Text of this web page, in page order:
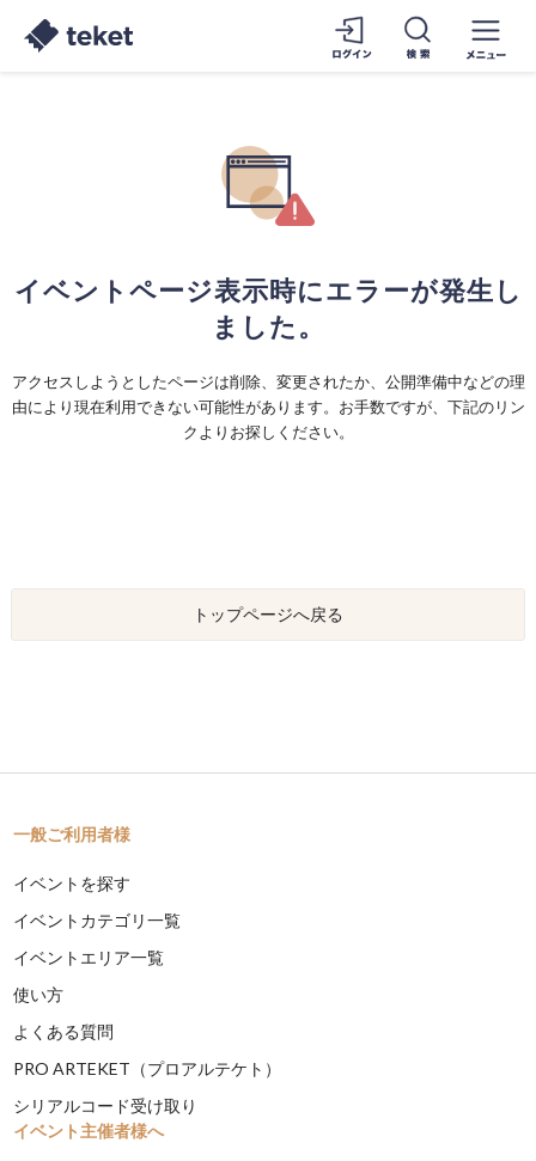
イベントページ表示時にエラーが発生し
ました。
アクセスしようとしたページは削除、変更されたか、公開準備中などの理
由により現在利用できない可能性があります。お手数ですが、下記のリン
クよりお探しください。
トップページへ戻る
一般ご利用者様
イベントを探す
イベントカテゴリ一覧
イベントエリア一覧
使い方
よくある質問
PRO ARTEKET（プロアルテケト）
シリアルコード受け取り
イベント主催者様へ